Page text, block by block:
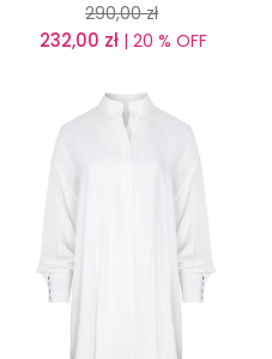
290,00 zł
232,00 zł | 20 % OFF